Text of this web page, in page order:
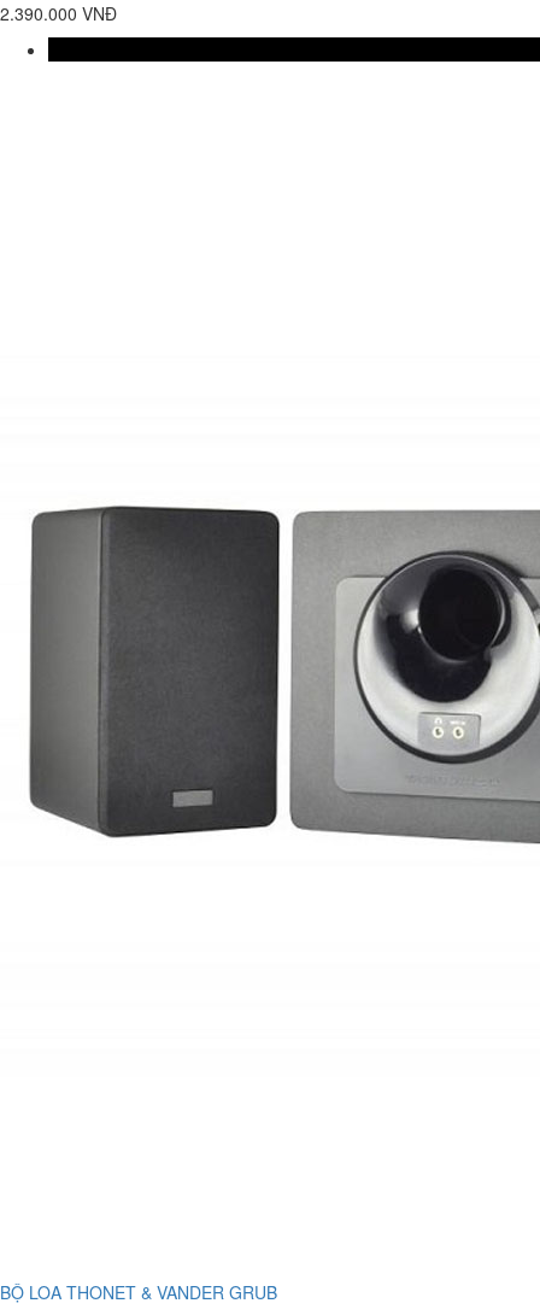
2.390.000 VNĐ
BỘ LOA THONET & VANDER GRUB